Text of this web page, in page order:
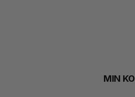
MIN